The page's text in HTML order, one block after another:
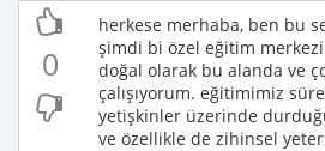
0
herkese merhaba, ben bu
şimdi bi özel eğitim
doğal olarak bu alanda ve
çalışıyorum. eğitimimiz
yetişkinler üzerinde
ve özellikle de zihinsel